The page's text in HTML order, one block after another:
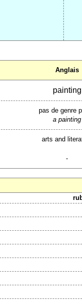
Anglais
painting
pas de genre
a painting
arts and
-